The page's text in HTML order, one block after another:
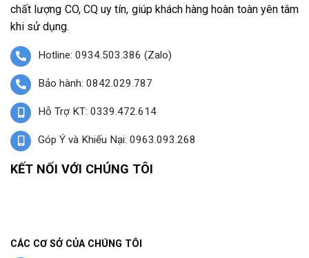
chất lượng CO, CQ uy tín, giúp khách hàng hoàn toàn yên tâm
khi sử dụng.
Hotline: 0934.503.386 (Zalo)
Bảo hành: 0842.029.787
Hỗ Trợ KT: 0339.472.614
Góp Ý và Khiếu Nại: 0963.093.268
KẾT NỐI VỚI CHÚNG TÔI
CÁC CƠ SỞ CỦA CHÚNG TÔI